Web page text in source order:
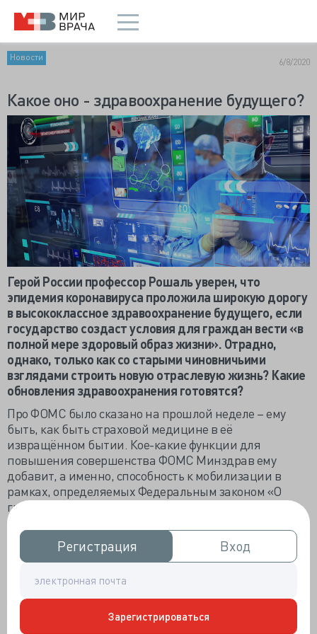
Регистрация
Регистрация Вход
Вход
Зарегистрироваться
Новости 6/8/2020
Какое оно - здравоохранение будущего?
Герой России профессор Рошаль уверен, что
эпидемия коронавируса проложила широкую дорогу
в высококлассное здравоохранение будущего, если
государство создаст условия для граждан вести «в
полной мере здоровый образ жизни». Отрадно,
однако, только как со старыми чиновничьими
взглядами строить новую отраслевую жизнь? Какие
обновления здравоохранения готовятся?
Про ФОМС было сказано на прошлой неделе – ему
быть, как быть страховой медицине в её
извращённом бытии. Кое-какие функции для
повышения совершенства ФОМС Минздрав ему
добавит, а именно, способность к мобилизации в
рамках, определяемых Федеральным законом «О
гражданской обороне». Видимо, чтобы при
следующей эпидемии фонд не отсиживался в
сторонке, а наравне с Роспотребнадзором и самим
Минздравом был на переднем крае
Подтягивает Минздрав работу своих подопечных,
поимённо обновив четырёхлетней давности KPI
психиатрических стационаров, санаториев и научно